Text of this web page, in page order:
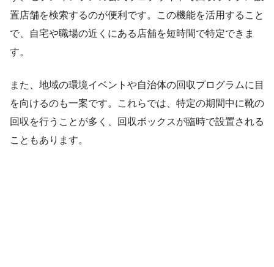
置店舗を検索するのが便利です。この機能を活用すること
で、自宅や職場の近くにある店舗を短時間で特定できま
す。
また、地域の環境イベントや自治体の回収プログラムに目
を向けるのも一案です。これらでは、特定の期間中に靴の
回収を行うことが多く、回収ボックスが臨時で設置される
こともあります。